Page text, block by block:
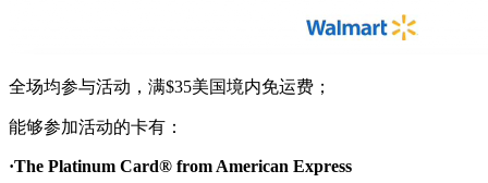
全场均参与活动，满$35美国境内免运费；
能够参加活动的卡有：
·The Platinum Card® from American Express